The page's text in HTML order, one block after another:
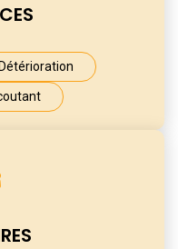
Détérioration